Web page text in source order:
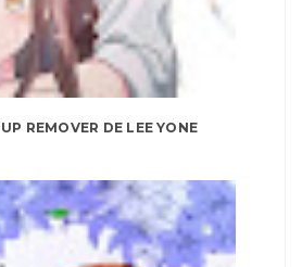
REMOVER DE LEE YONE